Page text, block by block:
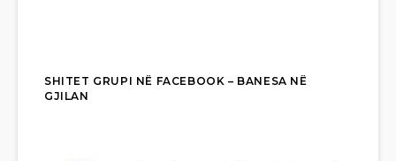
SHITET GRUPI NË FACEBOOK – BANESA NË
GJILAN